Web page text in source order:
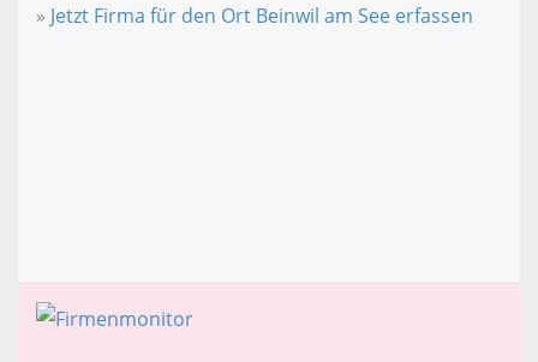
» Jetzt Firma für den Ort Beinwil am See erfassen